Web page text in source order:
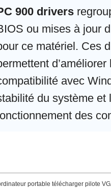
900 drivers
ou mises à jour
ce matériel. Ces
d’améliorer
avec
du système et
des
portable télécharger pilote